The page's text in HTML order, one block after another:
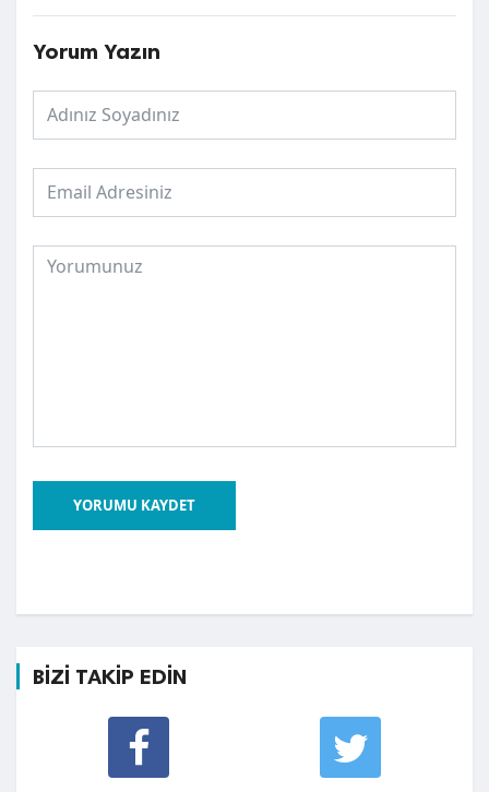
Yorum Yazın
YORUMU KAYDET
BİZİ TAKİP EDİN